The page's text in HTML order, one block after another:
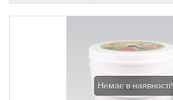
Немає в наявності!